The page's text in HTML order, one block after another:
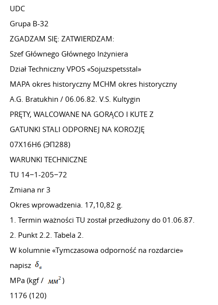
UDC
Grupa B-32
ZGADZAM SIĘ: ZATWIERDZAM:
Szef Głównego Głównego Inżyniera
Dział Techniczny VPOS «Sojuzspetsstal»
MAPA okres historyczny MCHM okres historyczny
A.G. Bratukhin / 06.06.82. V.S. Kultygin
PRĘTY, WALCOWANE NA GORĄCO I KUTE Z
GATUNKI STALI ODPORNEJ NA KOROZJĘ
07Х16Н6 (ЭП288)
WARUNKI TECHNICZNE
TU 14−1-205−72
Zmiana nr 3
Okres wprowadzenia. 17,10,82 g.
1. Termin ważności TU został przedłużony do 01.06.87.
2. Punkt 2.2. Tabela 2.
W kolumnie «Tymczasowa odporność na rozdarcie»
napisz
MPa (kgf /
)
1176 (120)